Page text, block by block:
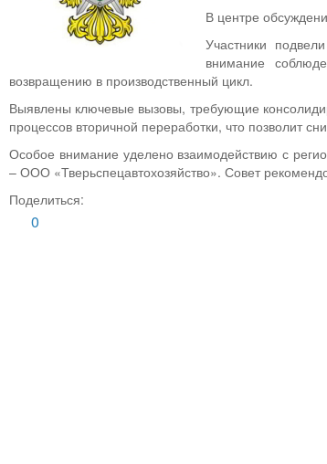
В центре
Участники
внимание
возвращению в производственный цикл.
Выявлены ключевые вызовы, требующие
процессов вторичной переработки, что позволит
Особое внимание уделено взаимодействию с
– ООО «Тверьспецавтохозяйство». Совет
Поделиться:
0